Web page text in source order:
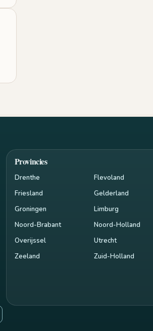
Provincies
Drenthe
Flevoland
Friesland
Gelderland
Groningen
Limburg
Noord-Brabant
Noord-Holland
Overijssel
Utrecht
Zeeland
Zuid-Holland